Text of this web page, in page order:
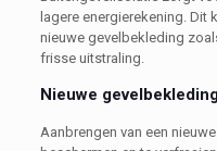
lagere energierekening.
nieuwe gevelbekleding
frisse uitstraling.
Nieuwe
Aanbrengen van een